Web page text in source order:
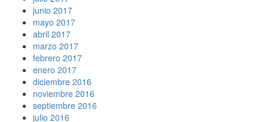
junio 2017
mayo 2017
abril 2017
marzo 2017
febrero 2017
enero 2017
diciembre 2016
noviembre 2016
septiembre 2016
julio 2016